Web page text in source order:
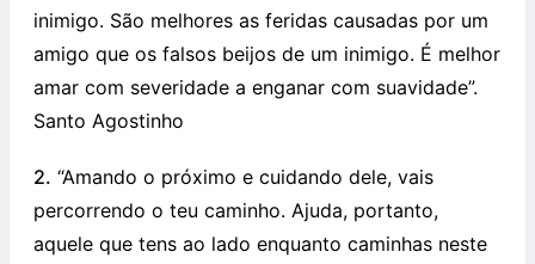
inimigo. São melhores as feridas causadas por um
amigo que os falsos beijos de um inimigo. É melhor
amar com severidade a enganar com suavidade”.
Santo Agostinho
2. “Amando o próximo e cuidando dele, vais
percorrendo o teu caminho. Ajuda, portanto,
aquele que tens ao lado enquanto caminhas neste